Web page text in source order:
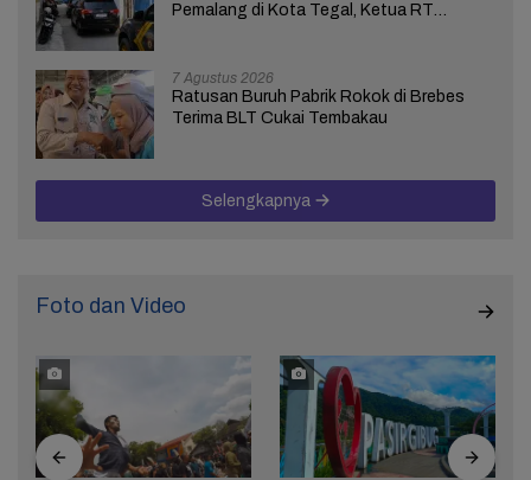
Pemalang di Kota Tegal, Ketua RT
7 Agustus 2026
Ratusan Buruh Pabrik Rokok di Brebes
Terima BLT Cukai Tembakau
Selengkapnya
Foto dan Video